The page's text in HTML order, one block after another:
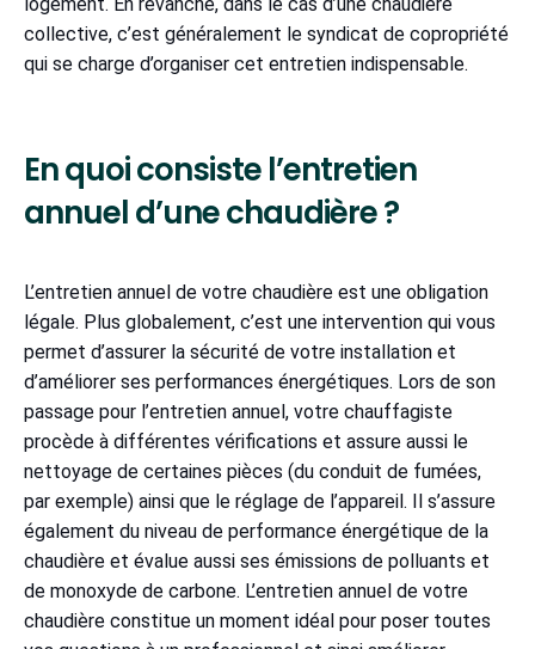
collective, c’est généralement le syndicat de copropriété
qui se charge d’organiser cet entretien indispensable.
En quoi consiste l’entretien
annuel d’une chaudière ?
L’entretien annuel de votre chaudière est une obligation
légale. Plus globalement, c’est une intervention qui vous
permet d’assurer la sécurité de votre installation et
d’améliorer ses performances énergétiques. Lors de son
passage pour l’entretien annuel, votre chauffagiste
procède à différentes vérifications et assure aussi le
nettoyage de certaines pièces (du conduit de fumées,
par exemple) ainsi que le réglage de l’appareil. Il s’assure
également du niveau de performance énergétique de la
chaudière et évalue aussi ses émissions de polluants et
de monoxyde de carbone. L’entretien annuel de votre
chaudière constitue un moment idéal pour poser toutes